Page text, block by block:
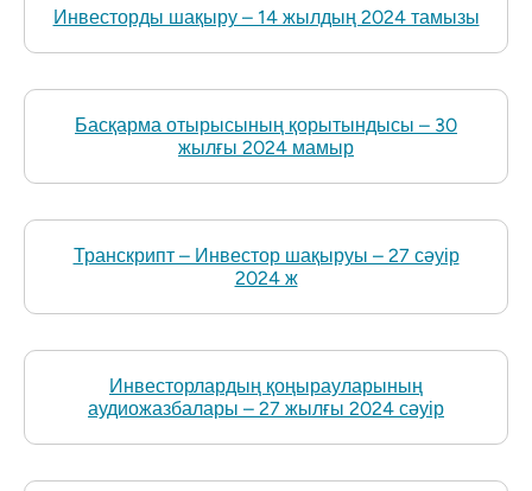
Инвесторды шақыру – 14 жылдың 2024 тамызы
Басқарма отырысының қорытындысы – 30
жылғы 2024 мамыр
Транскрипт – Инвестор шақыруы – 27 сәуір
2024 ж
Инвесторлардың қоңырауларының
аудиожазбалары – 27 жылғы 2024 сәуір